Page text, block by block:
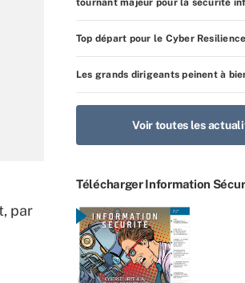
par
tournant majeur pour la sécurité
Top départ pour le Cyber
Les grands dirigeants peinent à
Voir toutes les
Télécharger Information